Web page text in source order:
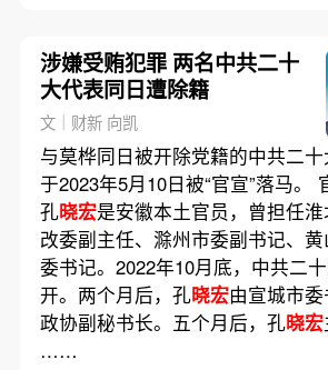
涉嫌受贿犯罪 两名中共二十
大代表同日遭除籍
文｜财新 向凯
与莫桦同日被开除党籍的中共二
于2023年5月10日被“官宣”落马。
孔晓宏是安徽本土官员，曾担任
改委副主任、滁州市委副书记、
委书记。2022年10月底，中共二
开。两个月后，孔晓宏由宣城市
政协副秘书长。五个月后，孔晓宏
……